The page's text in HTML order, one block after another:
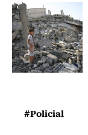
#Policial